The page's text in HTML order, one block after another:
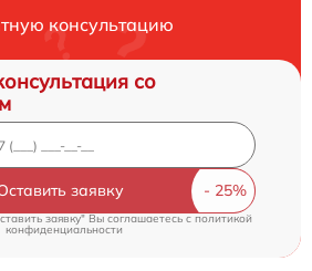
консультацию
со
заявку
заявку" Вы соглашаетесь cполитикой
конфиденциальности